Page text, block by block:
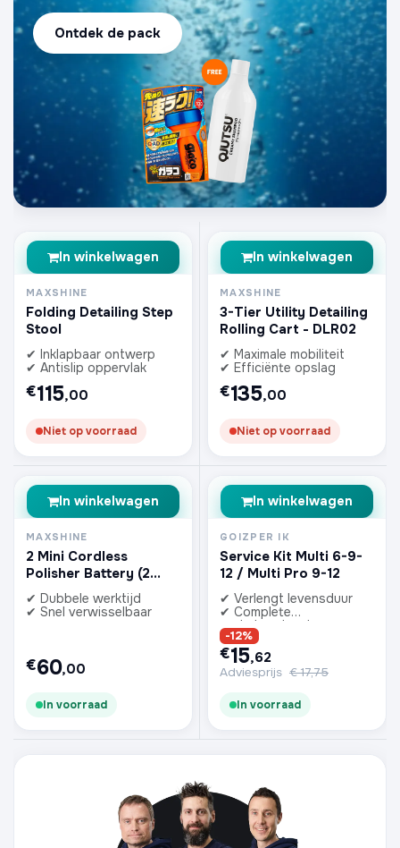
Ontdek de pack
In winkelwagen
MAXSHINE
Folding Detailing Step
Stool
✔ Inklapbaar ontwerp
✔ Antislip oppervlak
€115,00
Niet op voorraad
In winkelwagen
MAXSHINE
3-Tier Utility Detailing
Rolling Cart - DLR02
✔ Maximale mobiliteit
✔ Efficiënte opslag
€135,00
Niet op voorraad
In winkelwagen
MAXSHINE
2 Mini Cordless
Polisher Battery (2
pcs)
✔ Dubbele werktijd
✔ Snel verwisselbaar
€60,00
In voorraad
In winkelwagen
GOIZPER IK
Service Kit Multi 6-9-
12 / Multi Pro 9-12
✔ Verlengt levensduur
✔ Complete
onderhoudsset
-12%
€15,62
Adviesprijs €17,75
In voorraad